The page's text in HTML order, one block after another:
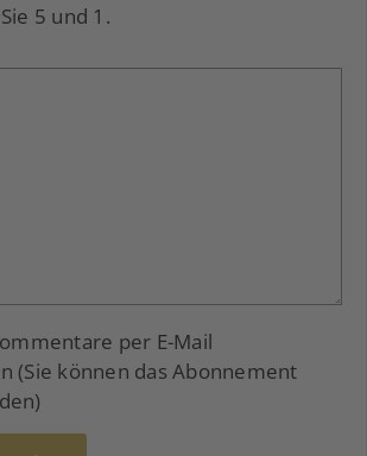
5 und 1.
per E-Mail
(Sie können das Abonnement